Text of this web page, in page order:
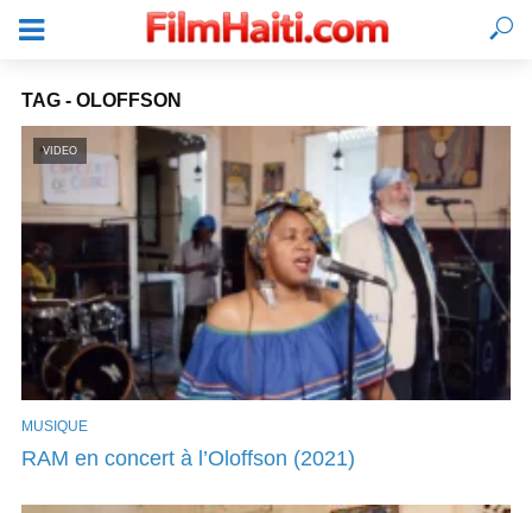
SE CONNECTER
TAG - OLOFFSON
VIDEO
MUSIQUE
RAM en concert à l’Oloffson (2021)